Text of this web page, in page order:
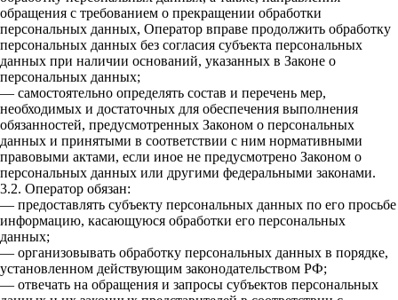
обращения с требованием о прекращении обработки
персональных данных, Оператор вправе продолжить обработку
персональных данных без согласия субъекта персональных
данных при наличии оснований, указанных в Законе о
персональных данных;
— самостоятельно определять состав и перечень мер,
необходимых и достаточных для обеспечения выполнения
обязанностей, предусмотренных Законом о персональных
данных и принятыми в соответствии с ним нормативными
правовыми актами, если иное не предусмотрено Законом о
персональных данных или другими федеральными законами.
3.2. Оператор обязан:
— предоставлять субъекту персональных данных по его просьбе
информацию, касающуюся обработки его персональных
данных;
— организовывать обработку персональных данных в порядке,
установленном действующим законодательством РФ;
— отвечать на обращения и запросы субъектов персональных